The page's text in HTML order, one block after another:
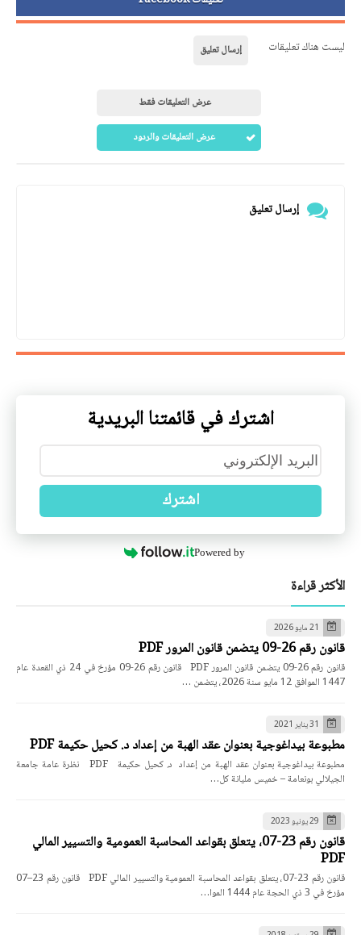
ليست هناك تعليقات إرسال تعليق
عرض التعليقات فقط
عرض التعليقات والردود
إرسال تعليق
اشترك في قائمتنا البريدية
اشترك
Powered by
الأكثر قراءة
21 مايو 2026
قانون رقم 26-09 يتضمن قانون المرور PDF
قانون رقم 26-09 يتضمن قانون المرور PDF قانون رقم 26-09 مؤرخ في 24 ذي القعدة عام
1447 الموافق 12 مايو سنة 2026، يتضمن …
31 يناير 2021
مطبوعة بيداغوجية بعنوان عقد الهبة من إعداد د. كحيل حكيمة PDF
مطبوعة بيداغوجية بعنوان عقد الهبة من إعداد د. كحيل حكيمة PDF نظرة عامة جامعة
الجيلالي بونعامة – خميس مليانة كل…
29 يونيو 2023
قانون رقم 23-07، يتعلق بقواعد المحاسبة العمومية والتسيير المالي
PDF
قانون رقم 23-07، يتعلق بقواعد المحاسبة العمومية والتسيير المالي PDF قانون رقم 23–07
مؤرخ في 3 ذي الحجة عام 1444 الموا…